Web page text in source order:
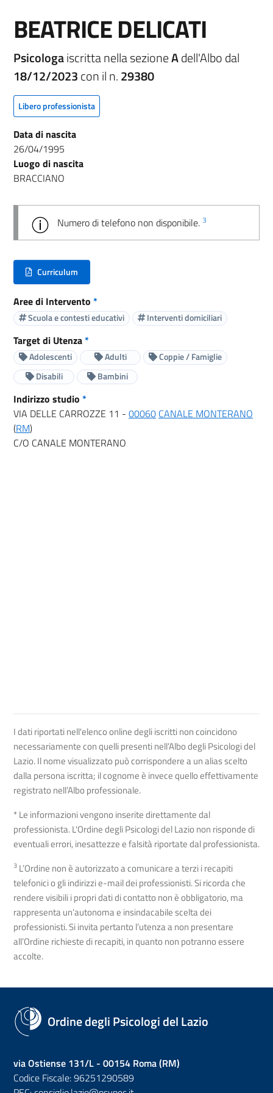
BEATRICE DELICATI
Psicologaiscritta nella sezioneAdell'Albo dal
18/12/2023con il n.29380
Libero professionista
Data di nascita
26/04/1995
Luogo di nascita
BRACCIANO
Numero di telefono non disponibile. 3
Curriculum
(nuova scheda - new tab)
Aree di Intervento *
Scuola e contesti educativi Interventi domiciliari
Target di Utenza*
Adolescenti Adulti
Coppie / Famiglie
Disabili
Bambini
Indirizzo studio *
VIA DELLE CARROZZE 11 - 00060 CANALE MONTERANO
(RM)
C/O CANALE MONTERANO
I dati riportati nell'elenco online degli iscritti non coincidono
necessariamente con quelli presenti nell’Albo degli Psicologi del
Lazio. Il nome visualizzato può corrispondere a un alias scelto
dalla persona iscritta; il cognome è invece quello effettivamente
registrato nell’Albo professionale.
* Le informazioni vengono inserite direttamente dal
professionista. L'Ordine degli Psicologi del Lazio non risponde di
eventuali errori, inesattezze e falsità riportate dal professionista.
3 L’Ordine non è autorizzato a comunicare a terzi i recapiti
telefonici o gli indirizzi e-mail dei professionisti. Si ricorda che
rendere visibili i propri dati di contatto non è obbligatorio, ma
rappresenta un’autonoma e insindacabile scelta dei
professionisti. Si invita pertanto l’utenza a non presentare
all’Ordine richieste di recapiti, in quanto non potranno essere
accolte.
Ordine degli Psicologi del Lazio
via Ostiense 131/L - 00154 Roma (RM)
Codice Fiscale: 96251290589